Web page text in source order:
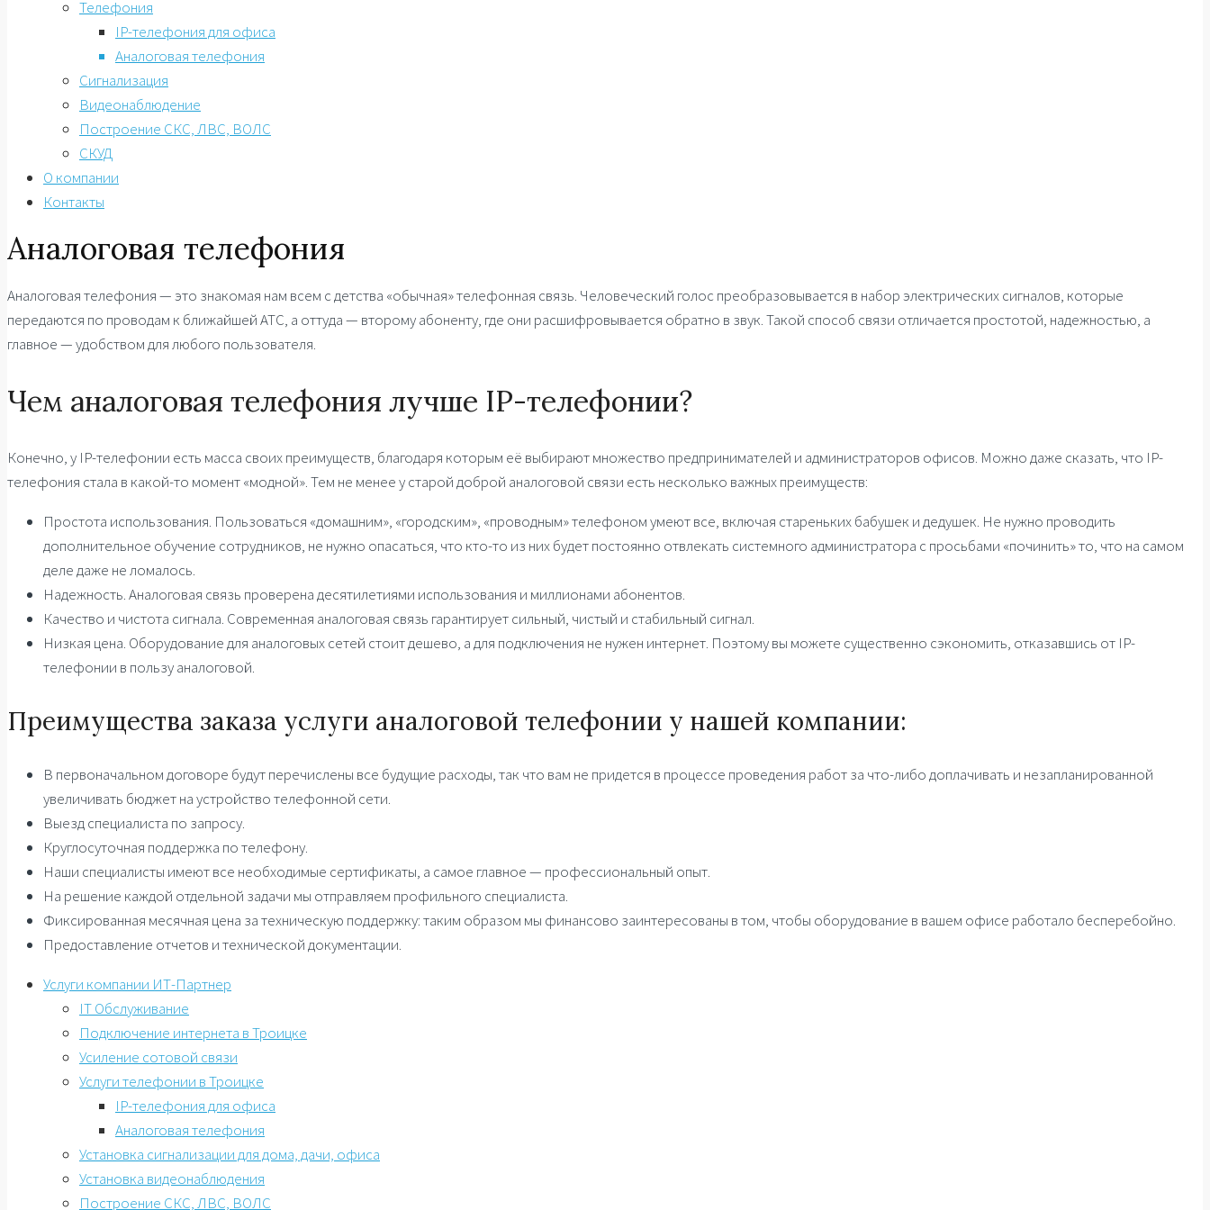
Телефония
IP-телефония для офиса
Аналоговая телефония
Сигнализация
Видеонаблюдение
Построение СКС, ЛВС, ВОЛС
СКУД
О компании
Контакты
Аналоговая телефония
Аналоговая телефония — это знакомая нам всем с детства «обычная» телефонная связь. Человеческий голос преобразовывается в набор электрических сигналов, которые
передаются по проводам к ближайшей АТС, а оттуда — второму абоненту, где они расшифровывается обратно в звук. Такой способ связи отличается простотой, надежностью, а
главное — удобством для любого пользователя.
Чем аналоговая телефония лучше IP-телефонии?
Конечно, у IP-телефонии есть масса своих преимуществ, благодаря которым её выбирают множество предпринимателей и администраторов офисов. Можно даже сказать, что IP-
телефония стала в какой-то момент «модной». Тем не менее у старой доброй аналоговой связи есть несколько важных преимуществ:
Простота использования. Пользоваться «домашним», «городским», «проводным» телефоном умеют все, включая стареньких бабушек и дедушек. Не нужно проводить
дополнительное обучение сотрудников, не нужно опасаться, что кто-то из них будет постоянно отвлекать системного администратора с просьбами «починить» то, что на самом
деле даже не ломалось.
Надежность. Аналоговая связь проверена десятилетиями использования и миллионами абонентов.
Качество и чистота сигнала. Современная аналоговая связь гарантирует сильный, чистый и стабильный сигнал.
Низкая цена. Оборудование для аналоговых сетей стоит дешево, а для подключения не нужен интернет. Поэтому вы можете существенно сэкономить, отказавшись от IP-
телефонии в пользу аналоговой.
Преимущества заказа услуги аналоговой телефонии у нашей компании:
В первоначальном договоре будут перечислены все будущие расходы, так что вам не придется в процессе проведения работ за что-либо доплачивать и незапланированной
увеличивать бюджет на устройство телефонной сети.
Выезд специалиста по запросу.
Круглосуточная поддержка по телефону.
Наши специалисты имеют все необходимые сертификаты, а самое главное — профессиональный опыт.
На решение каждой отдельной задачи мы отправляем профильного специалиста.
Фиксированная месячная цена за техническую поддержку: таким образом мы финансово заинтересованы в том, чтобы оборудование в вашем офисе работало бесперебойно.
Предоставление отчетов и технической документации.
Услуги компании ИТ-Партнер
IT Обслуживание
Подключение интернета в Троицке
Усиление сотовой связи
Услуги телефонии в Троицке
IP-телефония для офиса
Аналоговая телефония
Установка сигнализации для дома, дачи, офиса
Установка видеонаблюдения
Построение СКС, ЛВС, ВОЛС